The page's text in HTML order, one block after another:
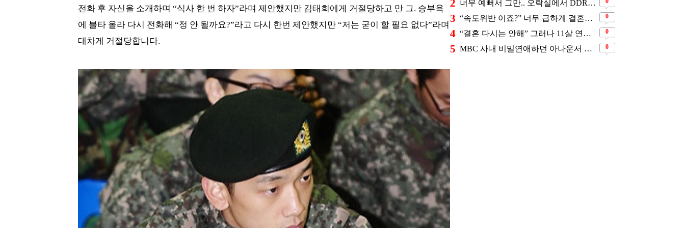
전화 후 자신을 소개하며 “식사 한 번 하자”라며 제안했지만 김태희에게 거절당하고 만 그. 승부욕
에 불타 올라 다시 전화해 “정 안 될까요?”라고 다시 한번 제안했지만 “저는 굳이 할 필요 없다”라며
대차게 거절당합니다.
2 너무 예뻐서 그만.. 오락실에서 DDR하고 있는데 지나가던 이상민이 캐스팅했다는 연예인
3 “속도위반 이죠?” 너무 급하게 결혼해서 모두에게 의심 받았던 스타 0
4 “결혼 다시는 안해” 그러나 11살 연하남과 재혼 발표 0
5 MBC 사내 비밀연애하던 아나운서 커플 0